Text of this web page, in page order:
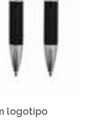
logotipo